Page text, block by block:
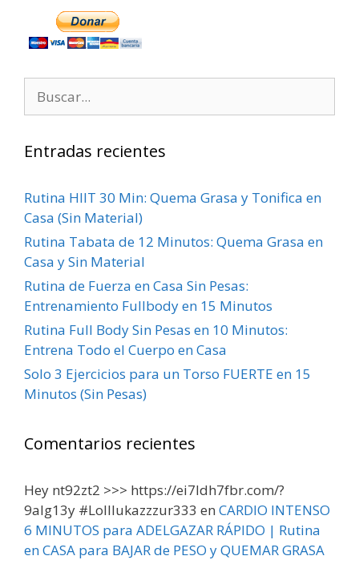
Entradas recientes
Rutina HIIT 30 Min: Quema Grasa y Tonifica en
Casa (Sin Material)
Rutina Tabata de 12 Minutos: Quema Grasa en
Casa y Sin Material
Rutina de Fuerza en Casa Sin Pesas:
Entrenamiento Fullbody en 15 Minutos
Rutina Full Body Sin Pesas en 10 Minutos:
Entrena Todo el Cuerpo en Casa
Solo 3 Ejercicios para un Torso FUERTE en 15
Minutos (Sin Pesas)
Comentarios recientes
Hey nt92zt2 >>> https://ei7ldh7fbr.com/?
9alg13y #Lolllukazzzur333 en CARDIO INTENSO
6 MINUTOS para ADELGAZAR RÁPIDO | Rutina
en CASA para BAJAR de PESO y QUEMAR GRASA